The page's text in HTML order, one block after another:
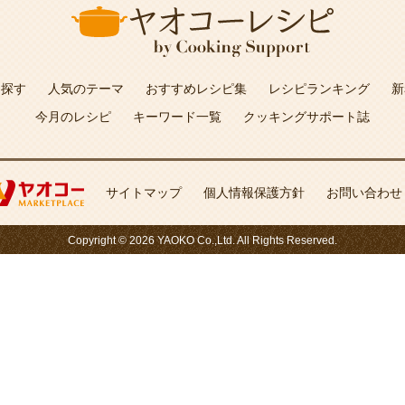
す 人気のテーマ おすすめレシピ集 レシピランキング
今月のレシピ
キーワード一覧 クッキングサポート誌
サイトマップ 個人情報保護方針 お問い合わせ
Copyright © 2026 YAOKO Co.,Ltd. All Rights Reserved.